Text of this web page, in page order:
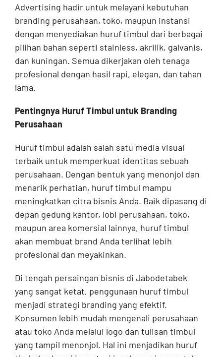
Advertising hadir untuk melayani kebutuhan
branding perusahaan, toko, maupun instansi
dengan menyediakan huruf timbul dari berbagai
pilihan bahan seperti stainless, akrilik, galvanis,
dan kuningan. Semua dikerjakan oleh tenaga
profesional dengan hasil rapi, elegan, dan tahan
lama.
Pentingnya Huruf Timbul untuk Branding
Perusahaan
Huruf timbul adalah salah satu media visual
terbaik untuk memperkuat identitas sebuah
perusahaan. Dengan bentuk yang menonjol dan
menarik perhatian, huruf timbul mampu
meningkatkan citra bisnis Anda. Baik dipasang di
depan gedung kantor, lobi perusahaan, toko,
maupun area komersial lainnya, huruf timbul
akan membuat brand Anda terlihat lebih
profesional dan meyakinkan.
Di tengah persaingan bisnis di Jabodetabek
yang sangat ketat, penggunaan huruf timbul
menjadi strategi branding yang efektif.
Konsumen lebih mudah mengenali perusahaan
atau toko Anda melalui logo dan tulisan timbul
yang tampil menonjol. Hal ini menjadikan huruf